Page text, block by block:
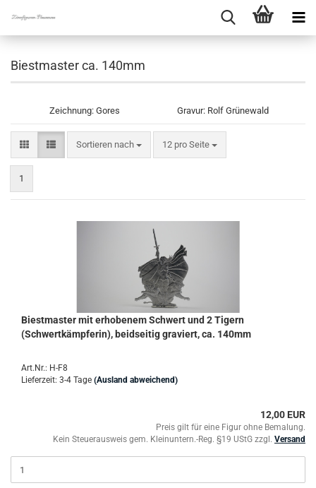
Biestmaster ca. 140mm
Zeichnung: Gores Gravur: Rolf Grünewald
Sortieren nach
Sortieren nach 12 pro Seite
pro Seite
1
Biestmaster mit erhobenem Schwert und 2 Tigern
(Schwertkämpferin), beidseitig graviert, ca. 140mm
Art.Nr.: H-F8
Lieferzeit: 3-4 Tage (Ausland abweichend)
12,00 EUR
Preis gilt für eine Figur ohne Bemalung.
Kein Steuerausweis gem. Kleinuntern.-Reg. §19 UStG zzgl. Versand